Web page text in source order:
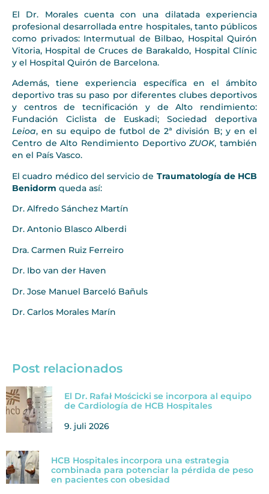
El Dr. Morales cuenta con una dilatada experiencia
profesional desarrollada entre hospitales, tanto públicos
como privados: Intermutual de Bilbao, Hospital Quirón
Vitoria, Hospital de Cruces de Barakaldo, Hospital Clínic
y el Hospital Quirón de Barcelona.
Además, tiene experiencia específica en el ámbito
deportivo tras su paso por diferentes clubes deportivos
y centros de tecnificación y de Alto rendimiento:
Fundación Ciclista de Euskadi; Sociedad deportiva
Leioa, en su equipo de futbol de 2ª división B; y en el
Centro de Alto Rendimiento DeportivoZUOK, también
en el País Vasco.
El cuadro médico del servicio de Traumatología de HCB
Benidorm queda así:
Dr. Alfredo Sánchez Martín
Dr. Antonio Blasco Alberdi
Dra. Carmen Ruiz Ferreiro
Dr. Ibo van der Haven
Dr. Jose Manuel Barceló Bañuls
Dr. Carlos Morales Marín
Post relacionados
El Dr. Rafał Mościcki se incorpora al equipo
de Cardiología de HCB Hospitales
9. juli 2026
HCB Hospitales incorpora una estrategia
combinada para potenciar la pérdida de peso
en pacientes con obesidad